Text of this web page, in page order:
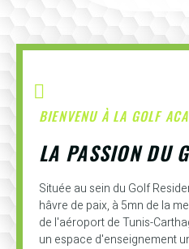
BIENVENU À LA GOLF
LA PASSION DU
Située au sein du Golf
hâvre de paix, à 5mn de la
de l'aéroport de Tunis-
un espace d'enseignement